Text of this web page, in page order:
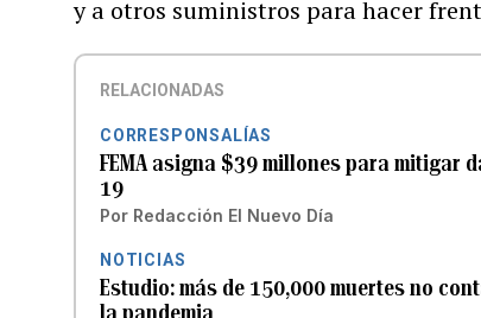
y a otros suministros para hacer
RELACIONADAS
CORRESPONSALÍAS
FEMA asigna $39 millones para mitigar
19
Por Redacción El Nuevo Día
NOTICIAS
Estudio: más de 150,000 muertes no